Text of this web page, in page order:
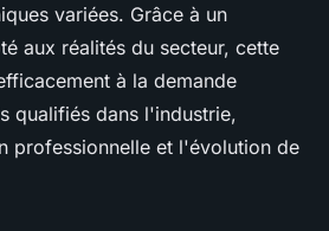
variées. Grâce à un
aux réalités du secteur, cette
à la demande
qualifiés dans l'industrie,
professionnelle et l'évolution de